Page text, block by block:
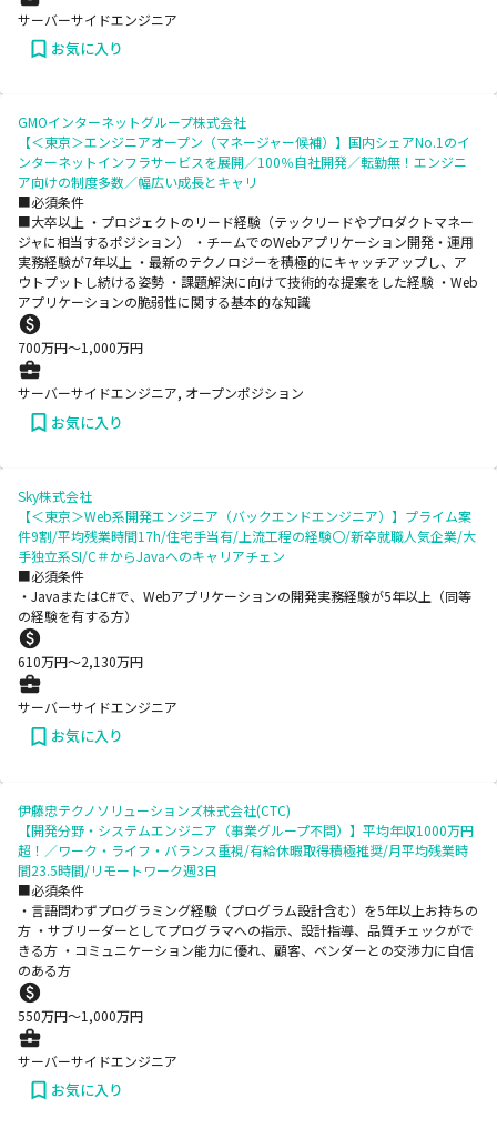
サーバーサイドエンジニア
お気に入り
GMOインターネットグループ株式会社
【＜東京＞エンジニアオープン（マネージャー候補）】国内シェアNo.1のイ
ンターネットインフラサービスを展開／100％自社開発／転勤無！エンジニ
ア向けの制度多数／幅広い成長とキャリ
■必須条件
■大卒以上 ・プロジェクトのリード経験（テックリードやプロダクトマネー
ジャに相当するポジション） ・チームでのWebアプリケーション開発・運用
実務経験が7年以上 ・最新のテクノロジーを積極的にキャッチアップし、ア
ウトプットし続ける姿勢 ・課題解決に向けて技術的な提案をした経験 ・Web
アプリケーションの脆弱性に関する基本的な知識
700万円〜1,000万円
サーバーサイドエンジニア, オープンポジション
お気に入り
Sky株式会社
【＜東京＞Web系開発エンジニア（バックエンドエンジニア）】プライム案
件9割/平均残業時間17h/住宅手当有/上流工程の経験〇/新卒就職人気企業/大
手独立系SI/C＃からJavaへのキャリアチェン
■必須条件
・JavaまたはC#で、Webアプリケーションの開発実務経験が5年以上（同等
の経験を有する方）
610万円〜2,130万円
サーバーサイドエンジニア
お気に入り
伊藤忠テクノソリューションズ株式会社(CTC)
【開発分野・システムエンジニア（事業グループ不問）】平均年収1000万円
超！／ワーク・ライフ・バランス重視/有給休暇取得積極推奨/月平均残業時
間23.5時間/リモートワーク週3日
■必須条件
・言語問わずプログラミング経験（プログラム設計含む）を5年以上お持ちの
方 ・サブリーダーとしてプログラマへの指示、設計指導、品質チェックがで
きる方 ・コミュニケーション能力に優れ、顧客、ベンダーとの交渉力に自信
のある方
550万円〜1,000万円
サーバーサイドエンジニア
お気に入り